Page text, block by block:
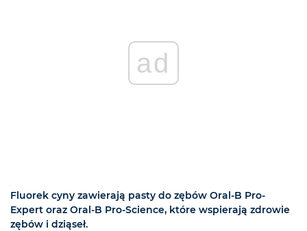
ad
Fluorek cyny zawierają pasty do zębów Oral-B Pro-
Expert oraz Oral-B Pro-Science, które wspierają zdrowie
zębów i dziąseł.